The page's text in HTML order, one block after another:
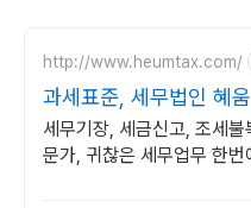
http://www.heumtax.com/
과세표준, 세무법인 혜
상담 지원
세무기장, 세금신고, 조세불
문가, 귀찮은 세무업무 한